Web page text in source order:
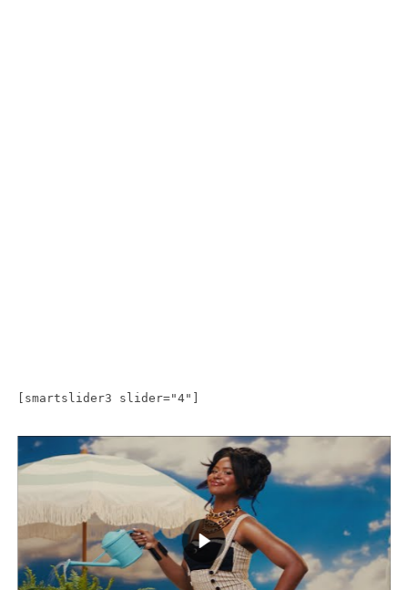
[smartslider3 slider="4"]